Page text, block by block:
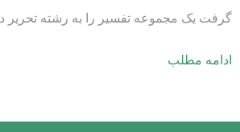
گرفت یک مجموعه تفسیر را به رشته تحریر
ادامه مطلب